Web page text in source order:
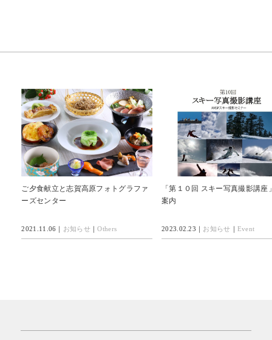
ご夕食献立と志賀高原フォトグラファ
ーズセンター
2021.11.06｜ お知らせ ｜Others
「第１０回 スキー写真撮影講座
案内
2023.02.23｜ お知らせ ｜ Event